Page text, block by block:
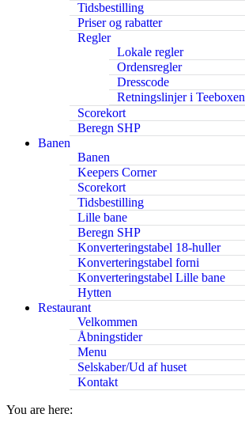
Tidsbestilling
Priser og rabatter
Regler
Lokale regler
Ordensregler
Dresscode
Retningslinjer i Teeboxen
Scorekort
Beregn SHP
Banen
Banen
Keepers Corner
Scorekort
Tidsbestilling
Lille bane
Beregn SHP
Konverteringstabel 18-huller
Konverteringstabel forni
Konverteringstabel Lille bane
Hytten
Restaurant
Velkommen
Åbningstider
Menu
Selskaber/Ud af huset
Kontakt
You are here: